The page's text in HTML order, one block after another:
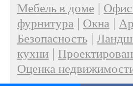
Мебель в доме |
фурнитура | Окна |
Безопасность |
кухни |
Оценка